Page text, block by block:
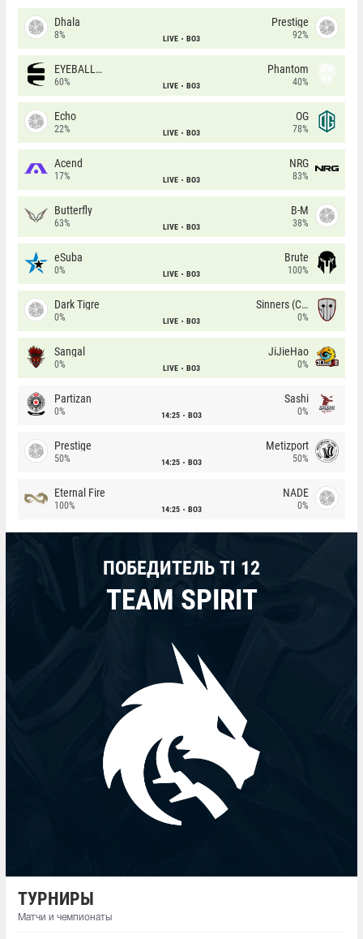
Dhala
8% LIVE BO3
Prestige
92%
EYEBALLERS
60% LIVE BO3
Phantom
40%
Echo
22% LIVE BO3
OG
78%
Acend
17% LIVE BO3
NRG
83%
Butterfly
63% LIVE BO3
B-M
38%
eSuba
0% LIVE BO3
Brute
100%
Dark Tigre
0% LIVE BO3
Sinners (CZ)
0%
Sangal
0% LIVE BO3
JiJieHao
0%
Partizan
0% 14:25 BO3
Sashi
0%
Prestige
50% 14:25 BO3
Metizport
50%
Eternal Fire
100% 14:25 BO3
NADE
0%
ПОБЕДИТЕЛЬ TI 12
TEAM SPIRIT
ТУРНИРЫ
Матчи и чемпионаты